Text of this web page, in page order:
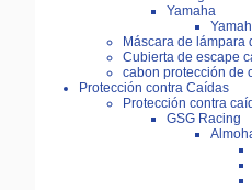
Yamaha
Máscara de lámpara
Cubierta de escape
cabon protección de
Protección contra Caídas
Protección contra
GSG Racing